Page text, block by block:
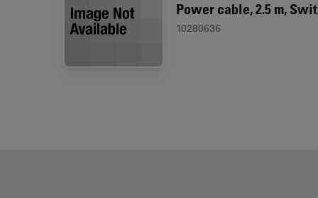
Power cable, 2.5 m,
10280636